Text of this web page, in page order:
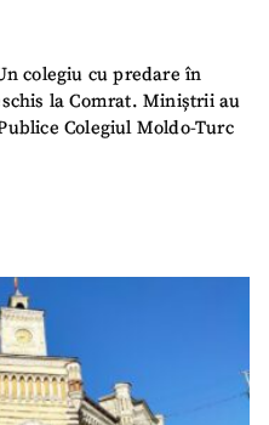
colegiu cu predare în
la Comrat. Miniștrii au
Colegiul Moldo-Turc